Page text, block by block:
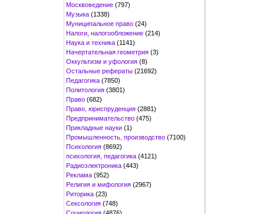
Москвоведение (797)
Музыка (1338)
Муниципальное право (24)
Налоги, налогообложение (214)
Наука и техника (1141)
Начертательная геометрия (3)
Оккультизм и уфология (8)
Остальные рефераты (21692)
Педагогика (7850)
Политология (3801)
Право (682)
Право, юриспруденция (2881)
Предпринимательство (475)
Прикладные науки (1)
Промышленность, производство (7100)
Психология (8692)
психология, педагогика (4121)
Радиоэлектроника (443)
Реклама (952)
Религия и мифология (2967)
Риторика (23)
Сексология (748)
Социология (4876)